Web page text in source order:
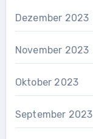
Dezember 2023
November 2023
Oktober 2023
September 2023